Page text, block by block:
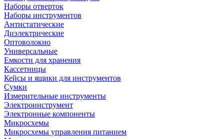
Наборы отверток
Наборы инструментов
Антистатические
Диэлектрические
Оптоволокно
Универсальные
Емкости для хранения
Кассетницы
Кейсы и ящики для инструментов
Сумки
Измерительные инструменты
Электроинструмент
Электронные компоненты
Микросхемы
Микросхемы управления питанием